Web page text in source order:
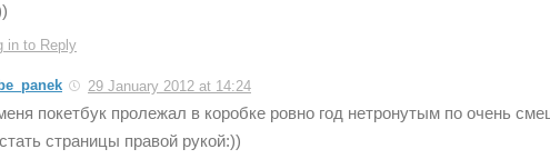
in to Reply
29 January 2012 at 14:24
покетбук пролежал в коробке ровно год нетронутым по очень
страницы правой рукой:))